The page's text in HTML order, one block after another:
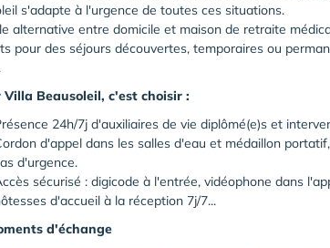
s'adapte à l'urgence de toutes ces situations.
alternative entre domicile et maison de retraite
pour des séjours découvertes, temporaires ou
Villa Beausoleil, c'est choisir :
24h/7j d'auxiliaires de vie diplômé(e)s et
d'appel dans les salles d'eau et médaillon
d'urgence.
sécurisé : digicode à l'entrée, vidéophone dans
d'accueil à la réception 7j/7...
d'échange